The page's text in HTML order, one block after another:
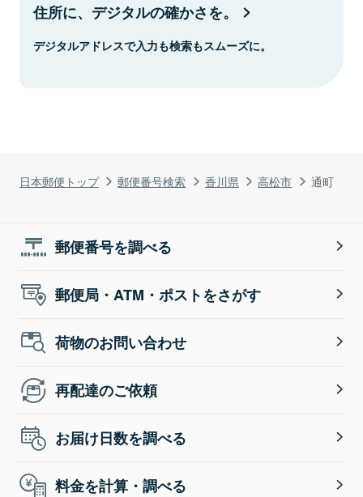
日本郵便トップ 郵便番号検索 香川県 高松市 通町
住所に、デジタルの確かさを。
デジタルアドレスで入力も検索もスムーズに。
郵便番号を調べる
郵便局・ATM・ポストをさがす
荷物のお問い合わせ
再配達のご依頼
お届け日数を調べる
料金を計算・調べる